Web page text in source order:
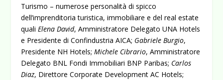
Turismo – numerose personalità di spicco
dell’imprenditoria turistica, immobiliare e del real estate
quali Elena David, Amministratore Delegato UNA Hotels
e Presidente di Confindustria AICA; Gabriele Burgio,
Presidente NH Hotels;Michele Cibrario, Amministratore
Delegato BNL Fondi Immobiliari BNP Paribas; Carlos
Diaz, Direttore Corporate Development AC Hotels;